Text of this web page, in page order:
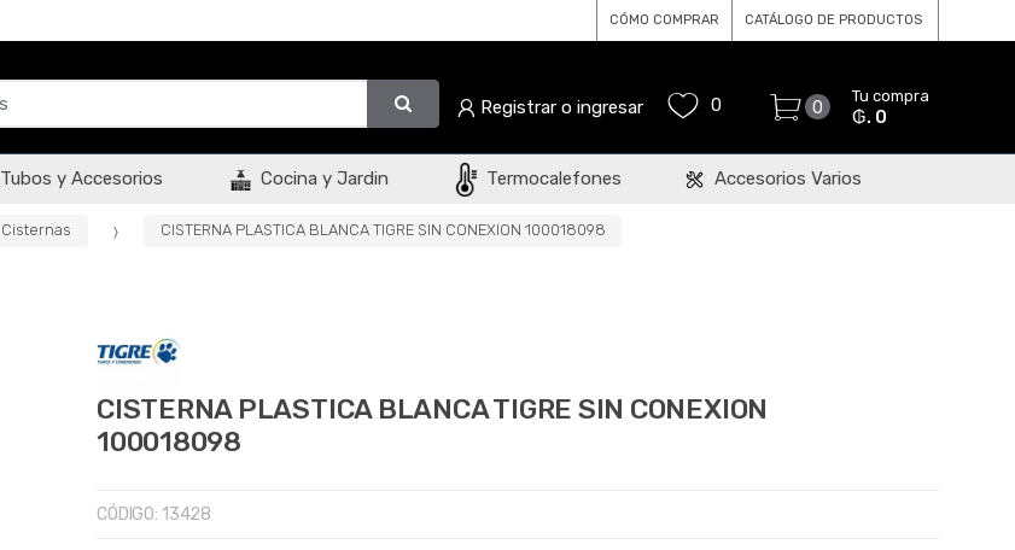
CÓMO COMPRAR CATÁLOGO DE PRODUCTOS
Registrar o ingresar 0 0
Tu compra
₲. 0
Tubos y Accesorios Cocina y Jardin Termocalefones Accesorios Varios
Cisternas CISTERNA PLASTICA BLANCA TIGRE SIN CONEXION 100018098
CISTERNA PLASTICA BLANCA TIGRE SIN CONEXION
100018098
CÓDIGO: 13428